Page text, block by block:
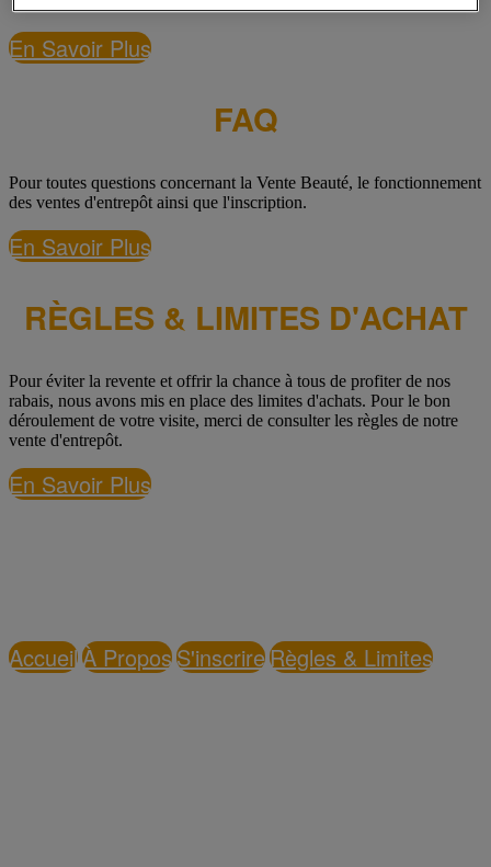
En Savoir Plus
FAQ
Pour toutes questions concernant la Vente Beauté, le fonctionnement
des ventes d'entrepôt ainsi que l'inscription.
En Savoir Plus
RÈGLES & LIMITES D'ACHAT
Pour éviter la revente et offrir la chance à tous de profiter de nos
rabais, nous avons mis en place des limites d'achats. Pour le bon
déroulement de votre visite, merci de consulter les règles de notre
vente d'entrepôt.
En Savoir Plus
AccueilÀ ProposS'inscrireRègles & Limites